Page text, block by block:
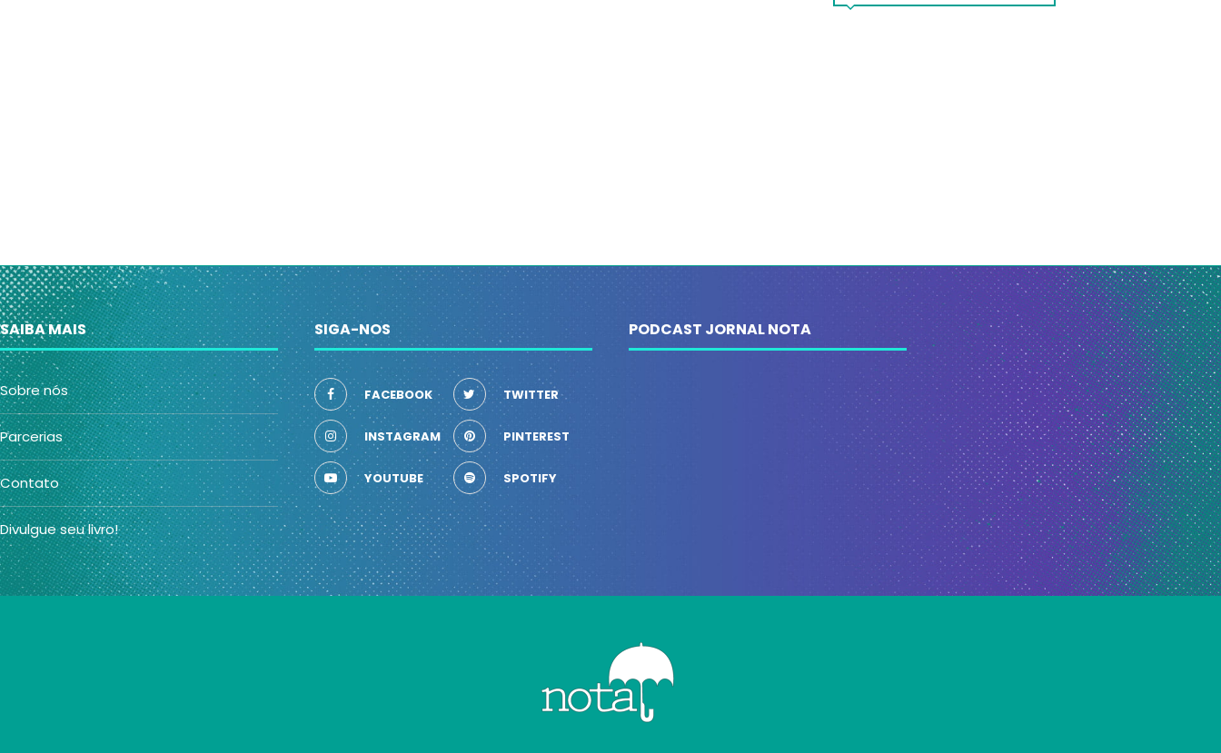
SAIBA MAIS
Sobre nós
Parcerias
Contato
Divulgue seu livro!
SIGA-NOS
FACEBOOK TWITTER
INSTAGRAM PINTEREST
YOUTUBE SPOTIFY
PODCAST JORNAL NOTA